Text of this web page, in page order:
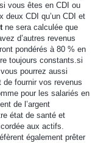
vous êtes en CDI ou
deux CDI qu’un CDI et
ne sera calculée que
d’autres revenus
pondérés à 80 % en
toujours constants.si
pourrez aussi
de fournir vos revenus
pour les salariés en
de l’argent
état de santé et
aux actifs.
également prêter